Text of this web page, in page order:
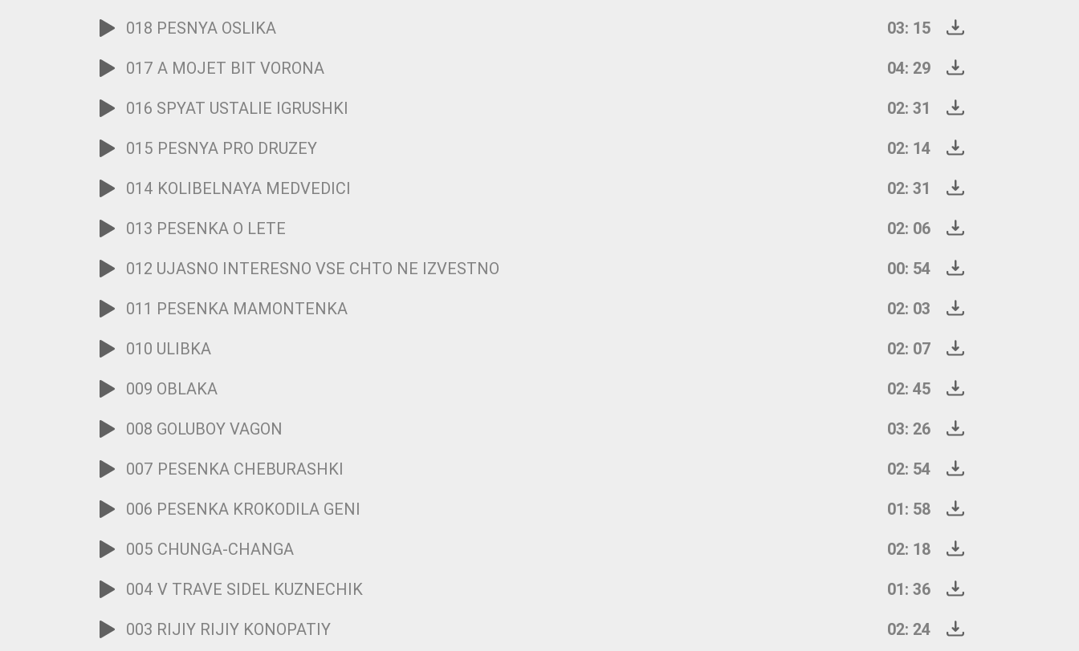
018 PESNYA OSLIKA
03: 15
017 A MOJET BIT VORONA
04: 29
016 SPYAT USTALIE IGRUSHKI
02: 31
015 PESNYA PRO DRUZEY
02: 14
014 KOLIBELNAYA MEDVEDICI
02: 31
013 PESENKA O LETE
02: 06
012 UJASNO INTERESNO VSE CHTO NE IZVESTNO
00: 54
011 PESENKA MAMONTENKA
02: 03
010 ULIBKA
02: 07
009 OBLAKA
02: 45
008 GOLUBOY VAGON
03: 26
007 PESENKA CHEBURASHKI
02: 54
006 PESENKA KROKODILA GENI
01: 58
005 CHUNGA-CHANGA
02: 18
004 V TRAVE SIDEL KUZNECHIK
01: 36
003 RIJIY RIJIY KONOPATIY
02: 24